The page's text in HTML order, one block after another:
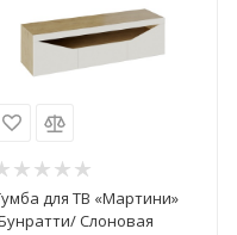
для ТВ «Мартини»
Слоновая